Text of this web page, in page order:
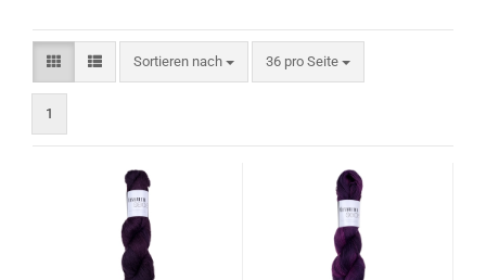
Sortieren nach
Sortieren nach 36 pro Seite
pro Seite
1